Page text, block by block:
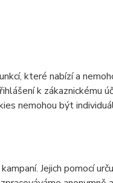
které nabízí a
k zákaznickému
nemohou být
Jejich pomocí